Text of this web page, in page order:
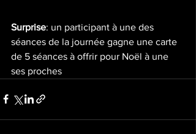
Surprise: un participant à une des
séances de la journée gagne une carte
de 5 séances à offrir pour Noël à une
ses proches